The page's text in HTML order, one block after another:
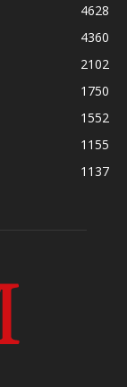
4628
4360
2102
1750
1552
1155
1137